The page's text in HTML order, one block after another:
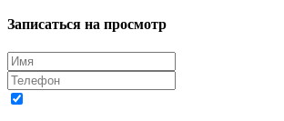
Записаться на просмотр